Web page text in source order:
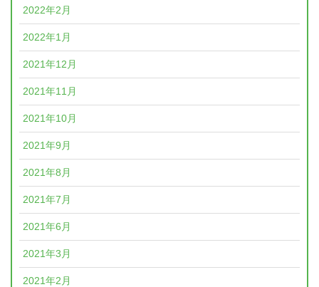
2022年2月
2022年1月
2021年12月
2021年11月
2021年10月
2021年9月
2021年8月
2021年7月
2021年6月
2021年3月
2021年2月